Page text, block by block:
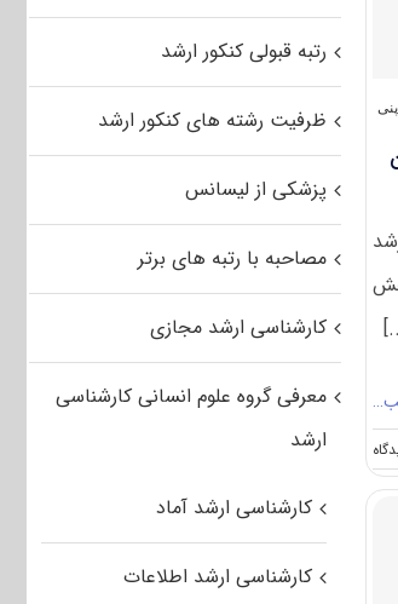
on
سوالات
و
پاسخنامه
کارشناسی
رتبه قبولی کنکور ارشد
ظرفیت رشته های کنکور ارشد
پزشکی از لیسانس
مصاحبه با رتبه های برتر
کارشناسی ارشد مجازی
معرفی گروه علوم انسانی کارشناسی
ارشد
کارشناسی ارشد آماد
کارشناسی ارشد اطلاعات